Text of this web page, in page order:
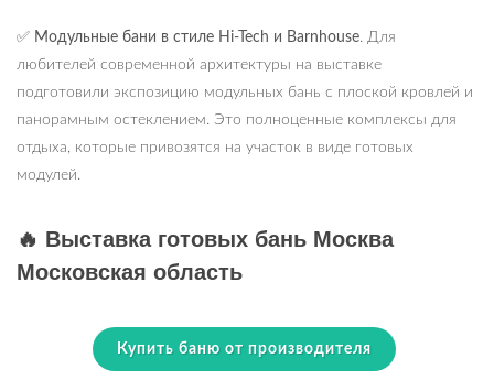
✅ Модульные бани в стиле Hi-Tech и Barnhouse. Для
любителей современной архитектуры на выставке
подготовили экспозицию модульных бань с плоской кровлей и
панорамным остеклением. Это полноценные комплексы для
отдыха, которые привозятся на участок в виде готовых
модулей.
🔥 Выставка готовых бань Москва
Московская область
Купить баню от производителя